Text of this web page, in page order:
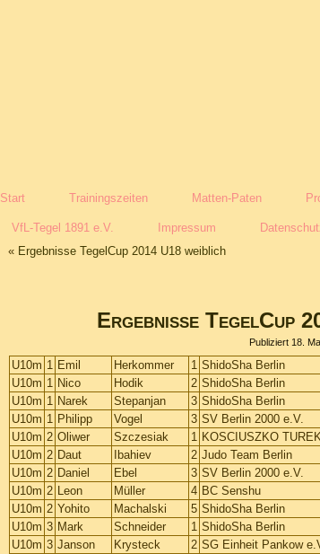
Start Trainingszeiten Matten-Paten
VfL-Tegel 1891 e.V. Impressum
« Ergebnisse TegelCup 2014 U18 weiblich
Ergebnisse TegelCup
Publiziert 18.
U10m 1 Emil Herkommer 1 ShidoSha Berlin
U10m 1 Nico Hodik 2 ShidoSha Berlin
U10m 1 Narek Stepanjan 3 ShidoSha Berlin
U10m 1 Philipp Vogel 3 SV Berlin 2000 e.V.
U10m 2 Oliwer Szczesiak 1 KOSCIUSZKO
U10m 2 Daut Ibahiev 2 Judo Team Berlin
U10m 2 Daniel Ebel 3 SV Berlin 2000 e.V.
U10m 2 Leon Müller 4 BC Senshu
U10m 2 Yohito Machalski 5 ShidoSha Berlin
U10m 3 Mark Schneider 1 ShidoSha Berlin
U10m 3 Janson Krysteck 2 SG Einheit Pankow